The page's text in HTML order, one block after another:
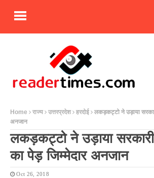
Home राज्य उत्तरप्रदेश हरदोई
लकड़कट्टो ने उड़ाया
अनजान
लकड़कट्टो ने उड़ाया
का पेड़ जिम्मेदार अनजान
Oct 26, 2018